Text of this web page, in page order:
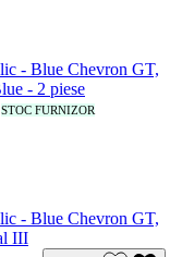
STOC FURNIZOR